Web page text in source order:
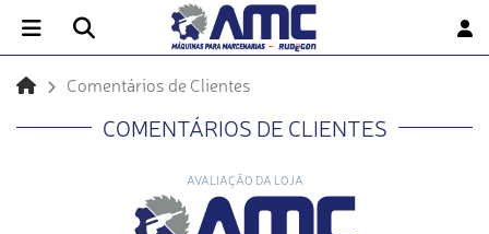
Comentários de Clientes
COMENTÁRIOS DE CLIENTES
AVALIAÇÃO DA LOJA